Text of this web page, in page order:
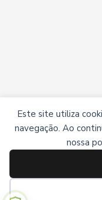
Este site utiliza
navegação. Ao
nossa